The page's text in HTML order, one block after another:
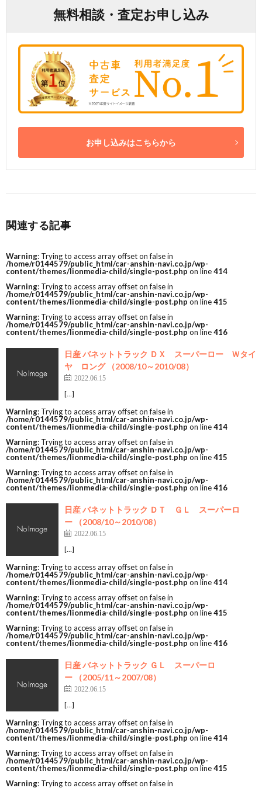
無料相談・査定お申し込み
お申し込みはこちらから
関連する記事
Warning: Trying to access array offset on false in
/home/r0144579/public_html/car-anshin-navi.co.jp/wp-
content/themes/lionmedia-child/single-post.php on line414
Warning: Trying to access array offset on false in
/home/r0144579/public_html/car-anshin-navi.co.jp/wp-
content/themes/lionmedia-child/single-post.php on line415
Warning: Trying to access array offset on false in
/home/r0144579/public_html/car-anshin-navi.co.jp/wp-
content/themes/lionmedia-child/single-post.php on line416
日産 バネットトラック ＤＸ スーパーロー Ｗタイ
ヤ ロング （2008/10～2010/08）
2022.06.15
[…]
Warning: Trying to access array offset on false in
/home/r0144579/public_html/car-anshin-navi.co.jp/wp-
content/themes/lionmedia-child/single-post.php on line414
Warning: Trying to access array offset on false in
/home/r0144579/public_html/car-anshin-navi.co.jp/wp-
content/themes/lionmedia-child/single-post.php on line415
Warning: Trying to access array offset on false in
/home/r0144579/public_html/car-anshin-navi.co.jp/wp-
content/themes/lionmedia-child/single-post.php on line416
日産 バネットトラック ＤＴ ＧＬ スーパーロ
ー （2008/10～2010/08）
2022.06.15
[…]
Warning: Trying to access array offset on false in
/home/r0144579/public_html/car-anshin-navi.co.jp/wp-
content/themes/lionmedia-child/single-post.php on line414
Warning: Trying to access array offset on false in
/home/r0144579/public_html/car-anshin-navi.co.jp/wp-
content/themes/lionmedia-child/single-post.php on line415
Warning: Trying to access array offset on false in
/home/r0144579/public_html/car-anshin-navi.co.jp/wp-
content/themes/lionmedia-child/single-post.php on line416
日産 バネットトラック ＧＬ スーパーロ
ー （2005/11～2007/08）
2022.06.15
[…]
Warning: Trying to access array offset on false in
/home/r0144579/public_html/car-anshin-navi.co.jp/wp-
content/themes/lionmedia-child/single-post.php on line414
Warning: Trying to access array offset on false in
/home/r0144579/public_html/car-anshin-navi.co.jp/wp-
content/themes/lionmedia-child/single-post.php on line415
Warning: Trying to access array offset on false in